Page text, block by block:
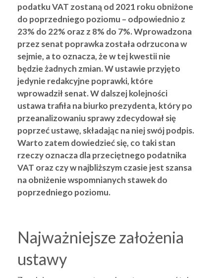
podatku VAT zostaną od 2021 roku obniżone
do poprzedniego poziomu – odpowiednio z
23% do 22% oraz z 8% do 7%. Wprowadzona
przez senat poprawka została odrzucona w
sejmie, a to oznacza, że w tej kwestii nie
będzie żadnych zmian. W ustawie przyjęto
jedynie redakcyjne poprawki, które
wprowadził senat. W dalszej kolejności
ustawa trafiła na biurko prezydenta, który po
przeanalizowaniu sprawy zdecydował się
poprzeć ustawę, składając na niej swój podpis.
Warto zatem dowiedzieć się, co taki stan
rzeczy oznacza dla przeciętnego podatnika
VAT oraz czy w najbliższym czasie jest szansa
na obniżenie wspomnianych stawek do
poprzedniego poziomu.
Najważniejsze założenia
ustawy